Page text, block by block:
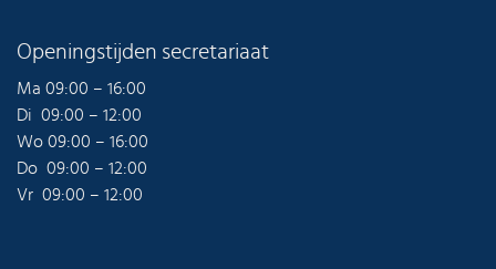
Openingstijden secretariaat
Ma 09:00 – 16:00
Di 09:00 – 12:00
Wo 09:00 – 16:00
Do 09:00 – 12:00
Vr 09:00 – 12:00